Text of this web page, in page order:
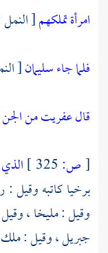
امرأة تملكهم[ النمل : 23 ]
فلما جاء سليمان[ النمل :
قال عفريت من الجن
[ص:
برخياكاتبه وقيل
وقيل :مليخا،
جبريل ،وقيل :